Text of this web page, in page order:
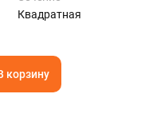
Квадратная
корзину